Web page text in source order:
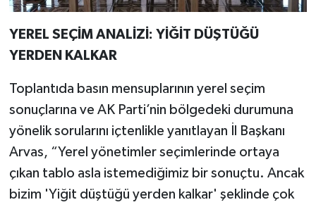
YEREL SEÇİM ANALİZİ: YİĞİT DÜŞTÜĞÜ
YERDEN KALKAR
Toplantıda basın mensuplarının yerel seçim
sonuçlarına ve AK Parti’nin bölgedeki durumuna
yönelik sorularını içtenlikle yanıtlayan İl Başkanı
Arvas, “Yerel yönetimler seçimlerinde ortaya
çıkan tablo asla istemediğimiz bir sonuçtu. Ancak
bizim 'Yiğit düştüğü yerden kalkar' şeklinde çok